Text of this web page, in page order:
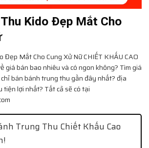
Kido Đẹp Mắt Cho
Đẹp Mắt Cho Cung Xử NữCHIẾT KHẤU CAO
giá bán bao nhiêu và có ngon không? Tìm giá
bán bánh trung thu gần đây nhất? địa
tiện lợi nhất? Tất cả sẽ có tại
Trung Thu Chiết Khấu Cao